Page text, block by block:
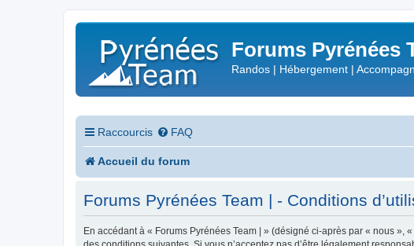
Forums Pyrénées
Randos | Hébergement |
Raccourcis FAQ
Accueil du forum
Forums Pyrénées Team | - Conditions
En accédant à « Forums Pyrénées Team | » (désigné ci-après par « nous »,